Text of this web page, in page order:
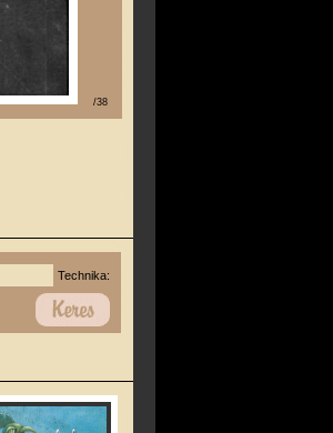
/38
Technika: